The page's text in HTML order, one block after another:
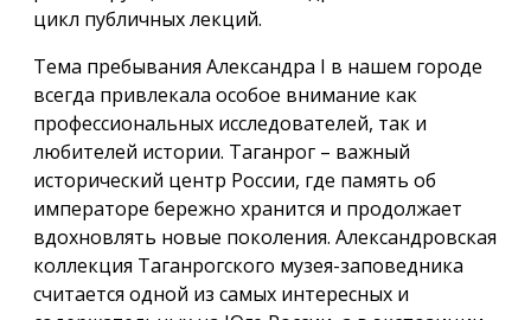
цикл публичных лекций.
Тема пребывания Александра I в нашем городе
всегда привлекала особое внимание как
профессиональных исследователей, так и
любителей истории. Таганрог – важный
исторический центр России, где память об
императоре бережно хранится и продолжает
вдохновлять новые поколения. Александровская
коллекция Таганрогского музея-заповедника
считается одной из самых интересных и